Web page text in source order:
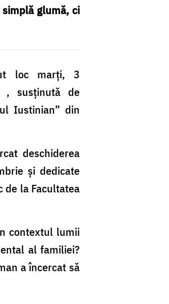
glumă, ci
loc marți, 3
, susținută de
Iustinian” din
deschiderea
și dedicate
de la Facultatea
contextul lumii
al familiei?
a încercat să